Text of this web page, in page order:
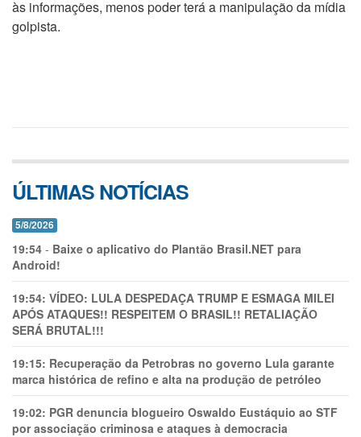
às informações, menos poder terá a manipulação da mídia
golpista.
ÚLTIMAS NOTÍCIAS
5/8/2026
19:54 - Baixe o aplicativo do Plantão Brasil.NET para
Android!
19:54: VÍDEO: LULA DESPEDAÇA TRUMP E ESMAGA MILEI
APÓS ATAQUES!! RESPEITEM O BRASIL!! RETALIAÇÃO
SERÁ BRUTAL!!!
19:15: Recuperação da Petrobras no governo Lula garante
marca histórica de refino e alta na produção de petróleo
19:02: PGR denuncia blogueiro Oswaldo Eustáquio ao STF
por associação criminosa e ataques à democracia